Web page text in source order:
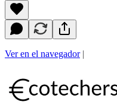
Ver en el navegador|